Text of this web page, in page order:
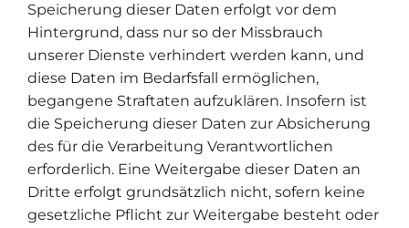
Speicherung dieser Daten erfolgt vor dem
Hintergrund, dass nur so der Missbrauch
unserer Dienste verhindert werden kann, und
diese Daten im Bedarfsfall ermöglichen,
begangene Straftaten aufzuklären. Insofern ist
die Speicherung dieser Daten zur Absicherung
des für die Verarbeitung Verantwortlichen
erforderlich. Eine Weitergabe dieser Daten an
Dritte erfolgt grundsätzlich nicht, sofern keine
gesetzliche Pflicht zur Weitergabe besteht oder